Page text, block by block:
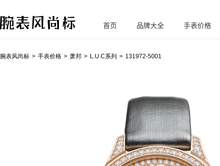
腕
首页 品牌大全 手表价格
腕表风尚标 手表价格 萧邦 L.U.C系列 131972-5001